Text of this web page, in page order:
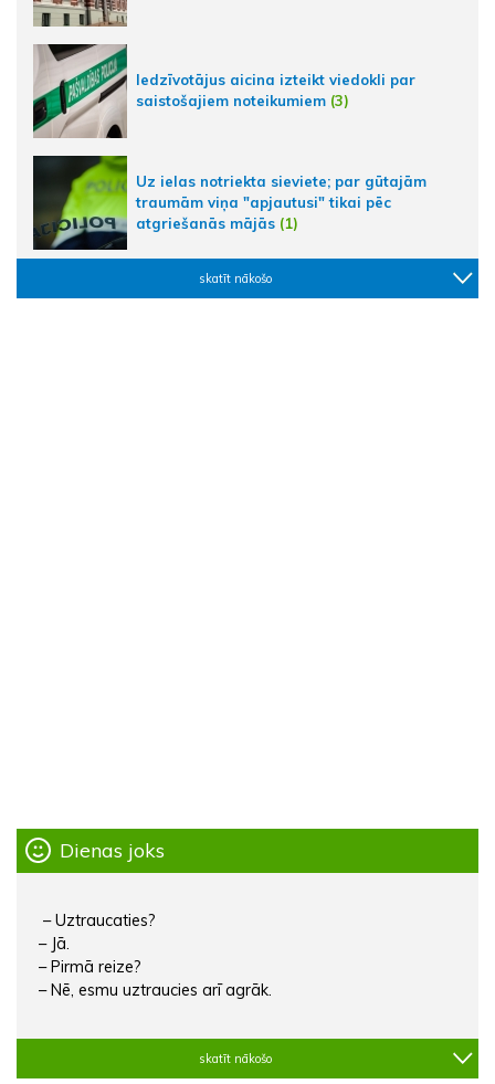
Iedzīvotājus aicina izteikt viedokli par
saistošajiem noteikumiem (3)
Uz ielas notriekta sieviete; par gūtajām
traumām viņa "apjautusi" tikai pēc
atgriešanās mājās (1)
skatīt nākošo
Dienas joks
– Uztraucaties?
– Jā.
– Pirmā reize?
– Nē, esmu uztraucies arī agrāk.
skatīt nākošo